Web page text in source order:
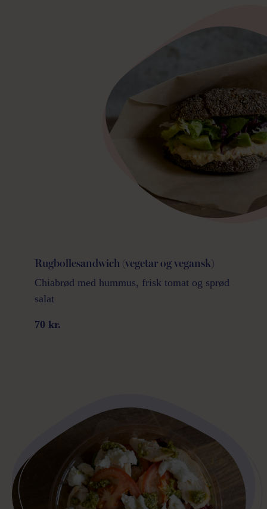
Rugbollesandwich (vegetar og vegansk)
Chiabrød med hummus, frisk tomat og sprød
salat
70 kr.